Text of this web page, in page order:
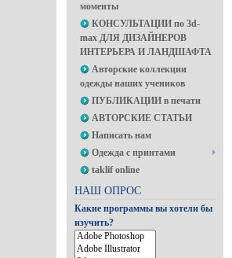
моменты
КОНСУЛЬТАЦИИ по 3d-
max ДЛЯ ДИЗАЙНЕРОВ
ИНТЕРЬЕРА И ЛАНДШАФТА
Авторские коллекции
одежды наших учеников
ПУБЛИКАЦИИ в печати
АВТОРСКИЕ СТАТЬИ
Написать нам
Одежда с принтами
taklif online
НАШ ОПРОС
Какие программы вы хотели бы
изучить?